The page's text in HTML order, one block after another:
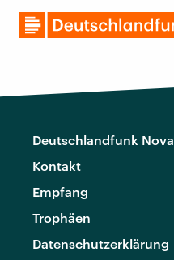
Deutschlandfunk Nova
Kontakt
Empfang
Trophäen
Datenschutzerklärung